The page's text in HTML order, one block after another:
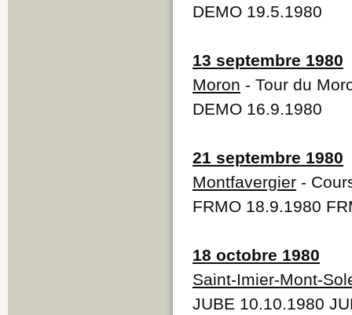
DEMO 19.5.1980
13 septembre 1980
Moron - Tour du
DEMO 16.9.1980
21 septembre 1980
Montfavergier -
FRMO 18.9.1980
18 octobre 1980
Saint-Imier-Mont-
JUBE 10.10.1980